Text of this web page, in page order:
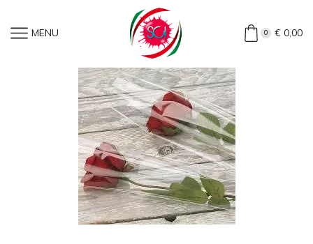
MENU 0 €0,00
Buste Trasparenti Per Rose (100 Pezzi)